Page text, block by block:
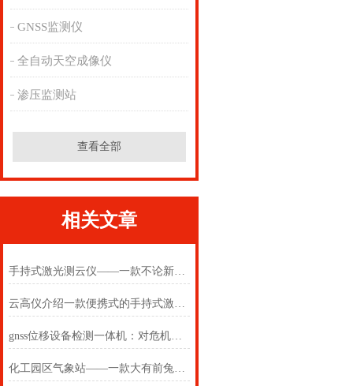
GNSS监测仪
全自动天空成像仪
渗压监测站
查看全部
相关文章
手持式激光测云仪——一款不论新与故的便携式云高仪2024万象环境
云高仪介绍一款便携式的手持式激光测云仪
gnss位移设备检测一体机：对危机预警，筑牢矿区防汛安全防线
化工园区气象站——一款大有前兔的国产防爆气象站